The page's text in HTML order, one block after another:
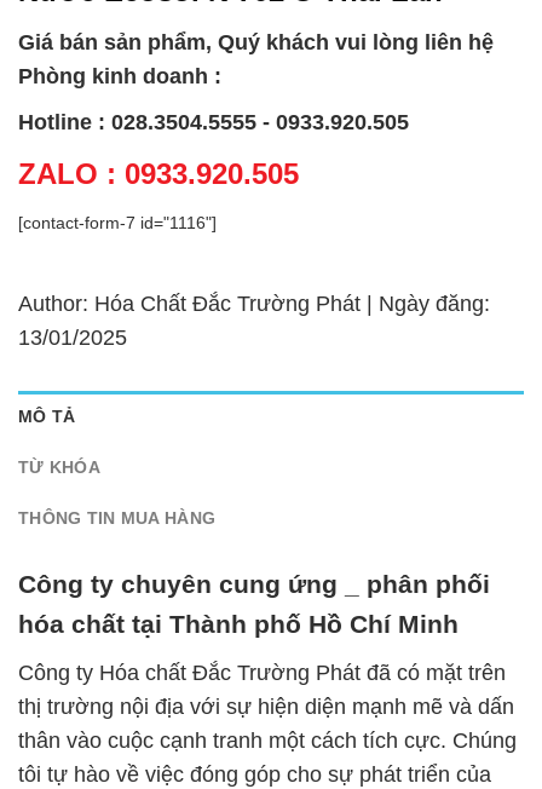
Giá bán sản phẩm, Quý khách vui lòng liên hệ
Phòng kinh doanh :
Hotline : 028.3504.5555 - 0933.920.505
ZALO : 0933.920.505
[contact-form-7 id="1116"]
Author: Hóa Chất Đắc Trường Phát | Ngày đăng:
13/01/2025
MÔ TẢ
TỪ KHÓA
THÔNG TIN MUA HÀNG
Công ty chuyên cung ứng _ phân phối
hóa chất tại Thành phố Hồ Chí Minh
Công ty Hóa chất Đắc Trường Phát đã có mặt trên
thị trường nội địa với sự hiện diện mạnh mẽ và dấn
thân vào cuộc cạnh tranh một cách tích cực. Chúng
tôi tự hào về việc đóng góp cho sự phát triển của